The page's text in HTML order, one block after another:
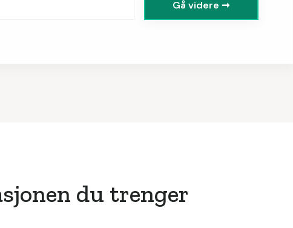
Gå videre ➞
du trenger